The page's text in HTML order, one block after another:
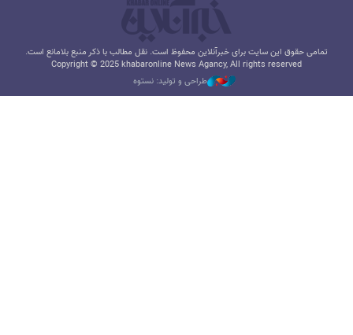
تمامی حقوق این سایت برای خبرآنلاین محفوظ است. نقل مطالب با ذکر منبع بلامانع است.
Copyright © 2025 khabaronline News Agancy, All rights reserved
طراحی و تولید: نستوه